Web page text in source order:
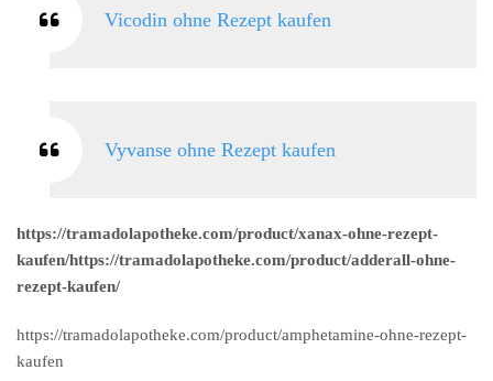
Vicodin ohne Rezept kaufen
Vyvanse ohne Rezept kaufen
https://tramadolapotheke.com/product/xanax-ohne-rezept-
kaufen/https://tramadolapotheke.com/product/adderall-ohne-
rezept-kaufen/
https://tramadolapotheke.com/product/amphetamine-ohne-rezept-
kaufen